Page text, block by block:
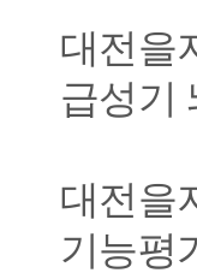
대전을
급성기
대전을
기능평